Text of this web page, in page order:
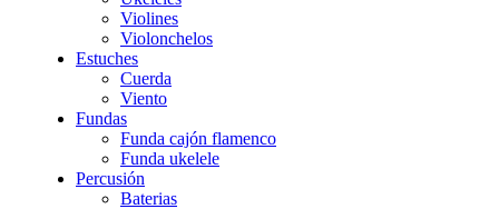
Violines
Violonchelos
Estuches
Cuerda
Viento
Fundas
Funda cajón flamenco
Funda ukelele
Percusión
Baterias